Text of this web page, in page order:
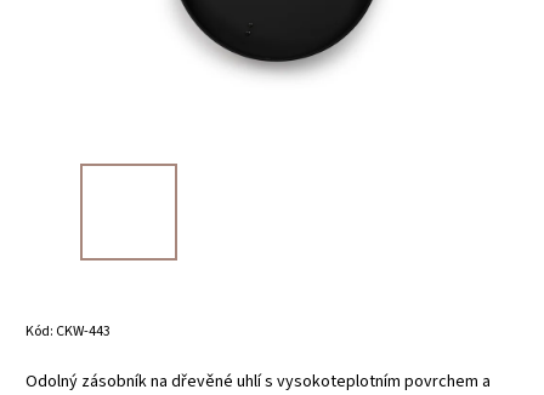
Kód: CKW-443
Odolný zásobník na dřevěné uhlí s vysokoteplotním povrchem a